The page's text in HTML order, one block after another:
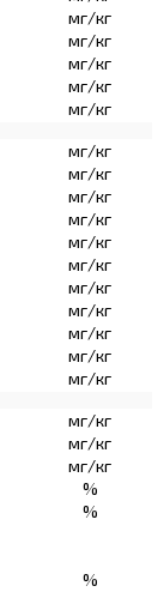
мг/кг
мг/кг
мг/кг
мг/кг
мг/кг
мг/кг
мг/кг
мг/кг
мг/кг
мг/кг
мг/кг
мг/кг
мг/кг
мг/кг
мг/кг
мг/кг
мг/кг
мг/кг
мг/кг
%
%
%